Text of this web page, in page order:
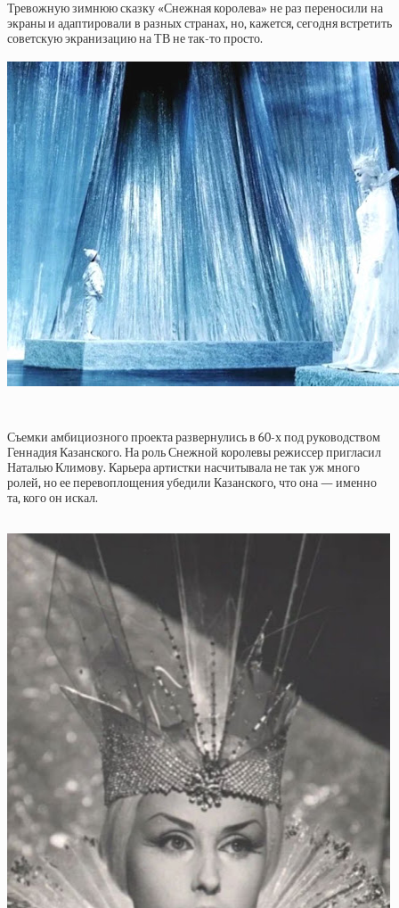
Тревожную зимнюю сказку «Снежная королева» не раз переносили на
экраны и адаптировали в разных странах, но, кажется, сегодня встретить
советскую экранизацию на ТВ не так-то просто.
Съемки амбициозного проекта развернулись в 60-х под руководством
Геннадия Казанского. На роль Снежной королевы режиссер пригласил
Наталью Климову. Карьера артистки насчитывала не так уж много
ролей, но ее перевоплощения убедили Казанского, что она — именно
та, кого он искал.